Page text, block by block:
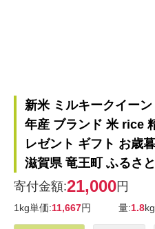
新米 ミルキークイー
年産 ブランド 米 rice
レゼント ギフト お歳
滋賀県 竜王町 ふるさ
寄付金額:21,000円
1kg単価:11,667円 量:1.8kg